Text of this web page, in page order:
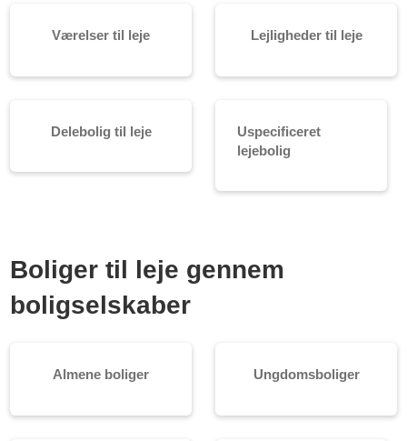
Værelser til leje Lejligheder til leje
Delebolig til leje
Uspecificeret
lejebolig
Boliger til leje gennem
boligselskaber
Almene boliger Ungdomsboliger